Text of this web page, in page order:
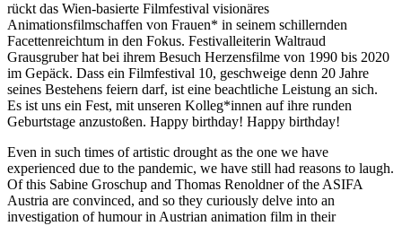
rückt das Wien-basierte Filmfestival visionäres
Animationsfilmschaffen von Frauen* in seinem schillernden
Facettenreichtum in den Fokus. Festivalleiterin Waltraud
Grausgruber hat bei ihrem Besuch Herzensfilme von 1990 bis 2020
im Gepäck. Dass ein Filmfestival 10, geschweige denn 20 Jahre
seines Bestehens feiern darf, ist eine beachtliche Leistung an sich.
Es ist uns ein Fest, mit unseren Kolleg*innen auf ihre runden
Geburtstage anzustoßen. Happy birthday! Happy birthday!
Even in such times of artistic drought as the one we have
experienced due to the pandemic, we have still had reasons to laugh.
Of this Sabine Groschup and Thomas Renoldner of the ASIFA
Austria are convinced, and so they curiously delve into an
investigation of humour in Austrian animation film in their